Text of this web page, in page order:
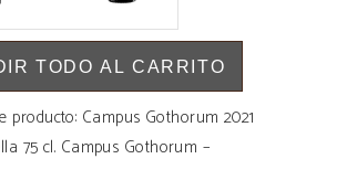
TODO AL CARRITO
producto: Campus Gothorum 2021
75 cl. Campus Gothorum –